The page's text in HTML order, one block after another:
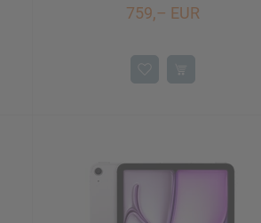
759,– EUR